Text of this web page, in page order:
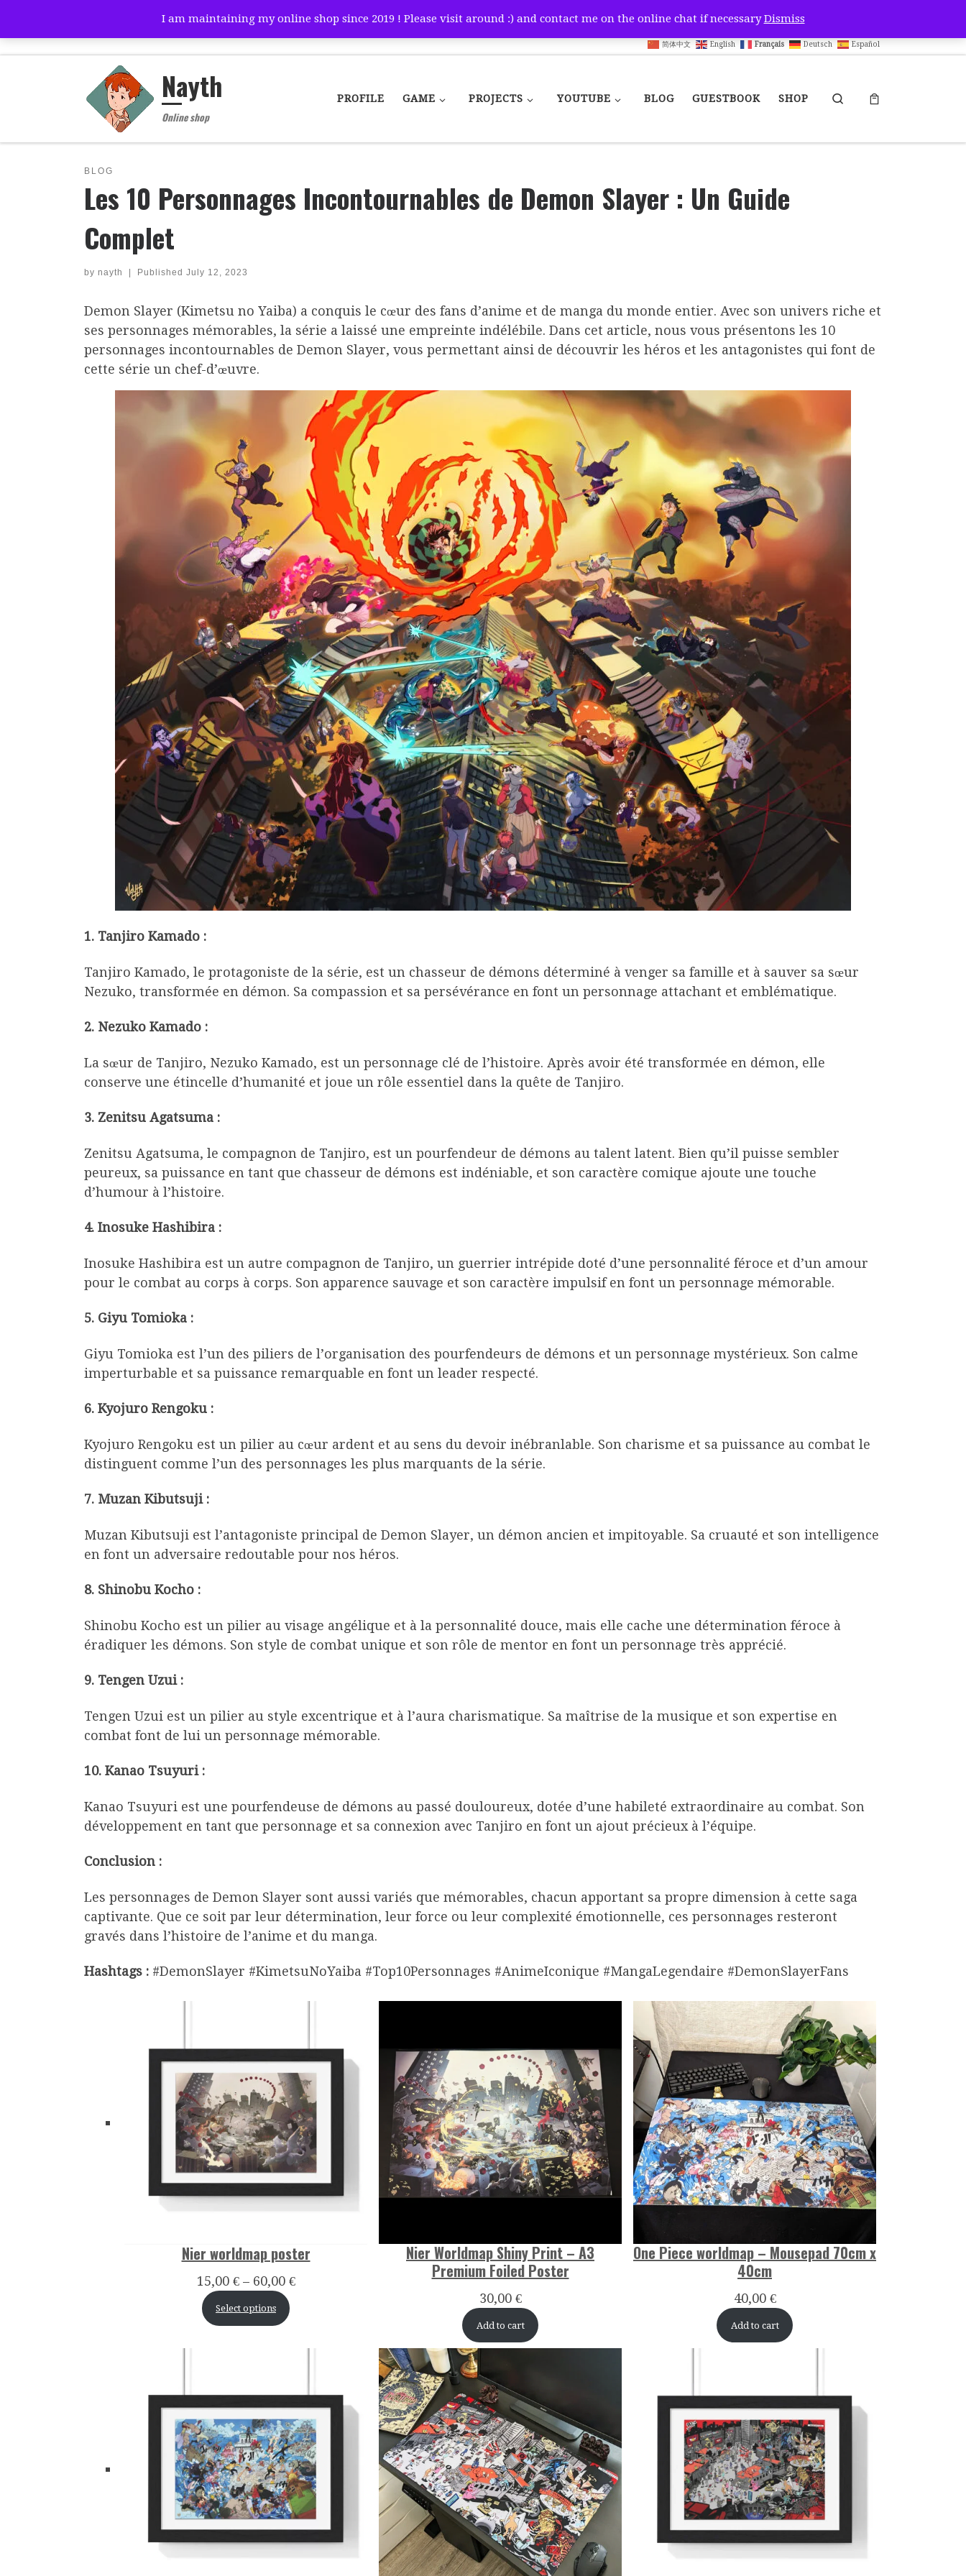
I am maintaining my online shop since 2019 ! Please visit around :) and contact me on the online chat if necessaryDismiss
简体中文 English Français Deutsch Español
Nayth
Online shop
PROFILE GAME PROJECTS YOUTUBE BLOG GUESTBOOK SHOP Search
BLOG
Les 10 Personnages Incontournables de Demon Slayer : Un Guide
Complet
by nayth | Published July 12, 2023
Demon Slayer (Kimetsu no Yaiba) a conquis le cœur des fans d’anime et de manga du monde entier. Avec son univers riche et
ses personnages mémorables, la série a laissé une empreinte indélébile. Dans cet article, nous vous présentons les 10
personnages incontournables de Demon Slayer, vous permettant ainsi de découvrir les héros et les antagonistes qui font de
cette série un chef-d’œuvre.
1. Tanjiro Kamado :
Tanjiro Kamado, le protagoniste de la série, est un chasseur de démons déterminé à venger sa famille et à sauver sa sœur
Nezuko, transformée en démon. Sa compassion et sa persévérance en font un personnage attachant et emblématique.
2. Nezuko Kamado :
La sœur de Tanjiro, Nezuko Kamado, est un personnage clé de l’histoire. Après avoir été transformée en démon, elle
conserve une étincelle d’humanité et joue un rôle essentiel dans la quête de Tanjiro.
3. Zenitsu Agatsuma :
Zenitsu Agatsuma, le compagnon de Tanjiro, est un pourfendeur de démons au talent latent. Bien qu’il puisse sembler
peureux, sa puissance en tant que chasseur de démons est indéniable, et son caractère comique ajoute une touche
d’humour à l’histoire.
4. Inosuke Hashibira :
Inosuke Hashibira est un autre compagnon de Tanjiro, un guerrier intrépide doté d’une personnalité féroce et d’un amour
pour le combat au corps à corps. Son apparence sauvage et son caractère impulsif en font un personnage mémorable.
5. Giyu Tomioka :
Giyu Tomioka est l’un des piliers de l’organisation des pourfendeurs de démons et un personnage mystérieux. Son calme
imperturbable et sa puissance remarquable en font un leader respecté.
6. Kyojuro Rengoku :
Kyojuro Rengoku est un pilier au cœur ardent et au sens du devoir inébranlable. Son charisme et sa puissance au combat le
distinguent comme l’un des personnages les plus marquants de la série.
7. Muzan Kibutsuji :
Muzan Kibutsuji est l’antagoniste principal de Demon Slayer, un démon ancien et impitoyable. Sa cruauté et son intelligence
en font un adversaire redoutable pour nos héros.
8. Shinobu Kocho :
Shinobu Kocho est un pilier au visage angélique et à la personnalité douce, mais elle cache une détermination féroce à
éradiquer les démons. Son style de combat unique et son rôle de mentor en font un personnage très apprécié.
9. Tengen Uzui :
Tengen Uzui est un pilier au style excentrique et à l’aura charismatique. Sa maîtrise de la musique et son expertise en
combat font de lui un personnage mémorable.
10. Kanao Tsuyuri :
Kanao Tsuyuri est une pourfendeuse de démons au passé douloureux, dotée d’une habileté extraordinaire au combat. Son
développement en tant que personnage et sa connexion avec Tanjiro en font un ajout précieux à l’équipe.
Conclusion :
Les personnages de Demon Slayer sont aussi variés que mémorables, chacun apportant sa propre dimension à cette saga
captivante. Que ce soit par leur détermination, leur force ou leur complexité émotionnelle, ces personnages resteront
gravés dans l’histoire de l’anime et du manga.
Hashtags : #DemonSlayer #KimetsuNoYaiba #Top10Personnages #AnimeIconique #MangaLegendaire #DemonSlayerFans
Nier worldmap poster
15,00 € – 60,00 €
Select options
Nier Worldmap Shiny Print – A3
Premium Foiled Poster
30,00 €
Add to cart
One Piece worldmap – Mousepad 70cm x
40cm
40,00 €
Add to cart